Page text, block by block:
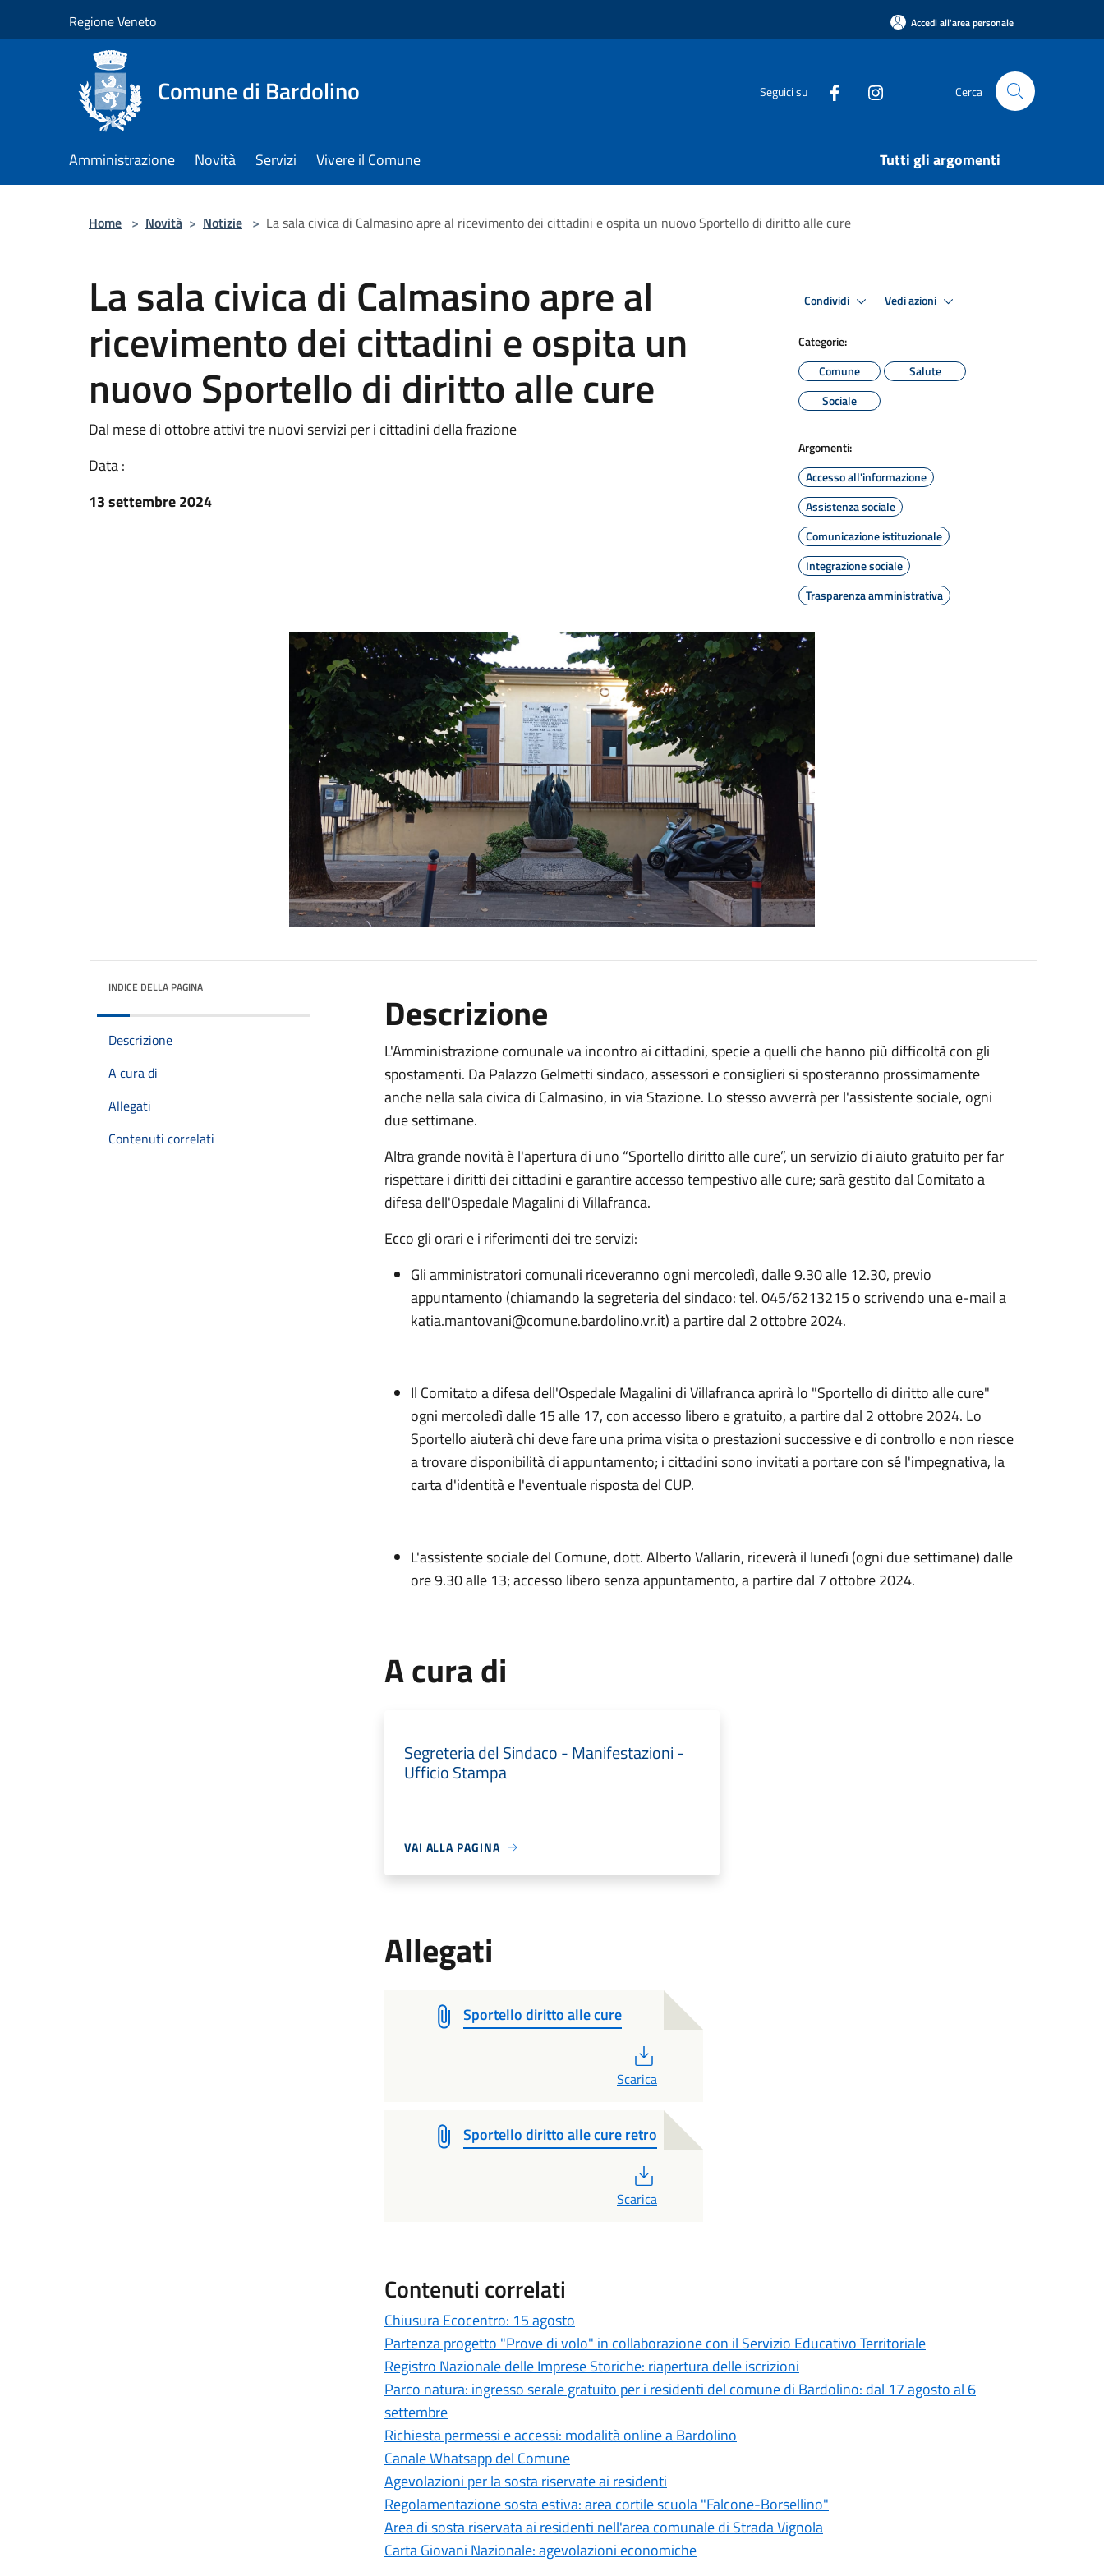
Regione Veneto Accedi all'area personale
Comune di Bardolino Seguici su Cerca
Amministrazione Novità Servizi Vivere il Comune Tutti gli argomenti
Home > Novità > Notizie > La sala civica di Calmasino apre al ricevimento dei cittadini e ospita un nuovo Sportello di diritto alle cure
La sala civica di Calmasino apre al
ricevimento dei cittadini e ospita un
nuovo Sportello di diritto alle cure
Dal mese di ottobre attivi tre nuovi servizi per i cittadini della frazione
Data :
13 settembre 2024
Condividi Vedi azioni
Categorie:
Comune
Salute
Sociale
Argomenti:
Accesso all'informazione
Assistenza sociale
Comunicazione istituzionale
Integrazione sociale
Trasparenza amministrativa
INDICE DELLA PAGINA
Descrizione
A cura di
Allegati
Contenuti correlati
Descrizione
L'Amministrazione comunale va incontro ai cittadini, specie a quelli che hanno più difficoltà con gli
spostamenti. Da Palazzo Gelmetti sindaco, assessori e consiglieri si sposteranno prossimamente
anche nella sala civica di Calmasino, in via Stazione. Lo stesso avverrà per l'assistente sociale, ogni
due settimane.
Altra grande novità è l'apertura di uno “Sportello diritto alle cure”, un servizio di aiuto gratuito per far
rispettare i diritti dei cittadini e garantire accesso tempestivo alle cure; sarà gestito dal Comitato a
difesa dell'Ospedale Magalini di Villafranca.
Ecco gli orari e i riferimenti dei tre servizi:
Gli amministratori comunali riceveranno ogni mercoledì, dalle 9.30 alle 12.30, previo
appuntamento (chiamando la segreteria del sindaco: tel. 045/6213215 o scrivendo una e-mail a
katia.mantovani@comune.bardolino.vr.it) a partire dal 2 ottobre2024.
Il Comitato a difesa dell'Ospedale Magalini di Villafranca aprirà lo "Sportello di diritto alle cure"
ogni mercoledì dalle 15 alle 17, con accesso libero e gratuito, a partire dal 2 ottobre 2024. Lo
Sportello aiuterà chi deve fare una prima visita o prestazioni successive e di controllo e non riesce
a trovare disponibilità di appuntamento; i cittadini sono invitati a portare con sé l'impegnativa, la
carta d'identità e l'eventuale risposta del CUP.
L'assistente sociale del Comune, dott. Alberto Vallarin, riceverà il lunedì (ogni due settimane) dalle
ore 9.30 alle 13; accesso libero senza appuntamento, a partire dal 7 ottobre 2024.
A cura di
Segreteria del Sindaco - Manifestazioni -
Ufficio Stampa
VAI ALLA PAGINA
Allegati
Sportello diritto alle cure
Scarica
Sportello diritto alle cure retro
Scarica
Contenuti correlati
Chiusura Ecocentro: 15 agosto
Partenza progetto "Prove di volo" in collaborazione con il Servizio Educativo Territoriale
Registro Nazionale delle Imprese Storiche: riapertura delle iscrizioni
Parco natura: ingresso serale gratuito per i residenti del comune di Bardolino: dal 17 agosto al 6
settembre
Richiesta permessi e accessi: modalità online a Bardolino
Canale Whatsapp del Comune
Agevolazioni per la sosta riservate ai residenti
Regolamentazione sosta estiva: area cortile scuola "Falcone-Borsellino"
Area di sosta riservata ai residenti nell'area comunale di Strada Vignola
Carta Giovani Nazionale: agevolazioni economiche